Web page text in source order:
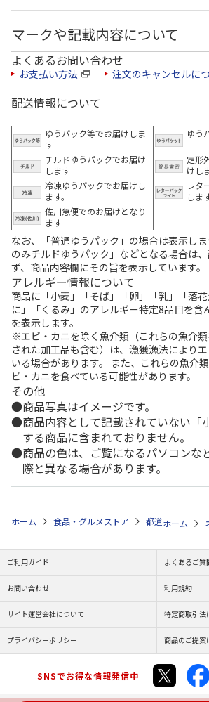
マークや記載内容について
よくあるお問い合わせ
お支払い方法 注文のキャンセルに
配送情報について
ゆうパック等でお届けしま
す
ゆう
チルドゆうパックでお届け
します
定形
けし
冷凍ゆうパックでお届けし
ます。
レタ
しま
佐川急便でのお届けとなり
ます
なお、「普通ゆうパック」の場合は表示し
のみチルドゆうパック」などとなる場合は
ず、商品内容欄にその旨を表示しています。
アレルギー情報について
商品に「小麦」「そば」「卵」「乳」「落
に」「くるみ」のアレルギー特定8品目を含
を表示します。
※エビ・カニを除く魚介類（これらの魚介
された加工品も含む）は、漁獲漁法により
いる場合があります。 また、これらの魚介
ビ・カニを食べている可能性があります。
その他
商品写真はイメージです。
商品内容として記載されていない「
する商品に含まれておりません。
商品の色は、ご覧になるパソコンな
際と異なる場合があります。
ホーム 食品・グルメストア 都道府県から探
ホーム
ご利用ガイド よくあるご質
お問い合わせ 利用規約
サイト運営会社について 特定商取引法
プライバシーポリシー 商品のご提案
SNSでお得な情報発信中